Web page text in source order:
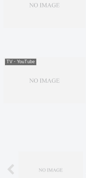
TV・YouTube